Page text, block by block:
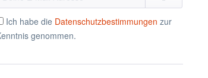
Ich habe die Datenschutzbestimmungen zur
genommen.